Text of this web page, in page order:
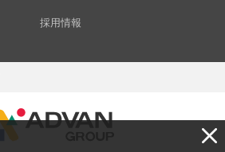
採用情報